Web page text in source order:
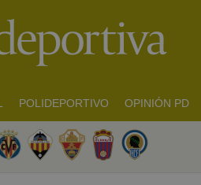
POLIDEPORTIVO OPINIÓN PD